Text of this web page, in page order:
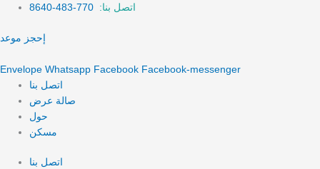
content
اتصل بنا:
إحجز موعد
Envelope Whatsapp Facebook Facebook-messenger
اتصل بنا
صالة عرض
حول
مسكن
اتصل بنا
Search